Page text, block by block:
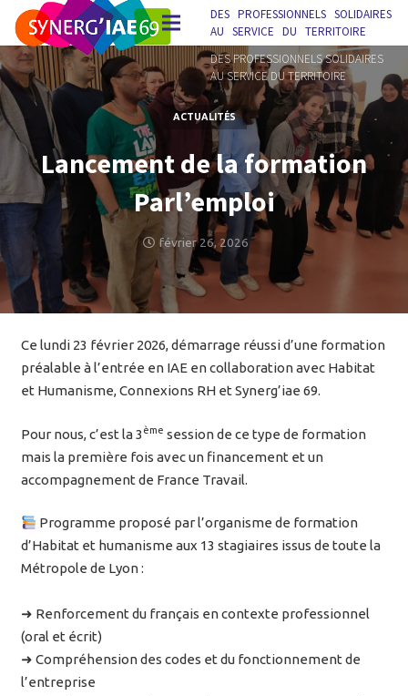
DES PROFESSIONNELS SOLIDAIRES
AU SERVICE DU TERRITOIRE
DES PROFESSIONNELS SOLIDAIRES
AU SERVICE DU TERRITOIRE
Lancement de la formation
Parl’emploi
février 26, 2026
ACTUALITÉS
Ce lundi 23 février 2026, démarrage réussi d’une formation
préalable à l’entrée en IAE en collaboration avec Habitat
et Humanisme, Connexions RH et Synerg’iae 69.
Pour nous, c’est la 3 ème session de ce type de formation
mais la première fois avec un financement et un
accompagnement de France Travail.
Programme proposé par l’organisme de formation
d’Habitat et humanisme aux 13 stagiaires issus de toute la
Métropole de Lyon :
➜ Renforcement du français en contexte professionnel
(oral et écrit)
➜ Compréhension des codes et du fonctionnement de
l’entreprise